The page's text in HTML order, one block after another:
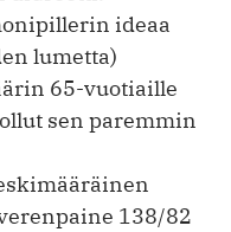
ideaa
lumetta)
65-vuotiaille
sen paremmin
138/82